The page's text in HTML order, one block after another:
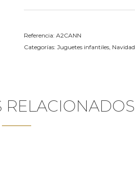
Referencia: A2CANN
Categorías: Juguetes infantiles Navidad
RELACIONADOS